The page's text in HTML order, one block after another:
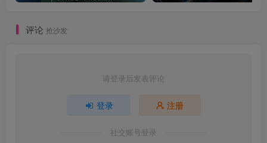
评论 抢沙发
请登录后发表评论
登录 注册
社交账号登录